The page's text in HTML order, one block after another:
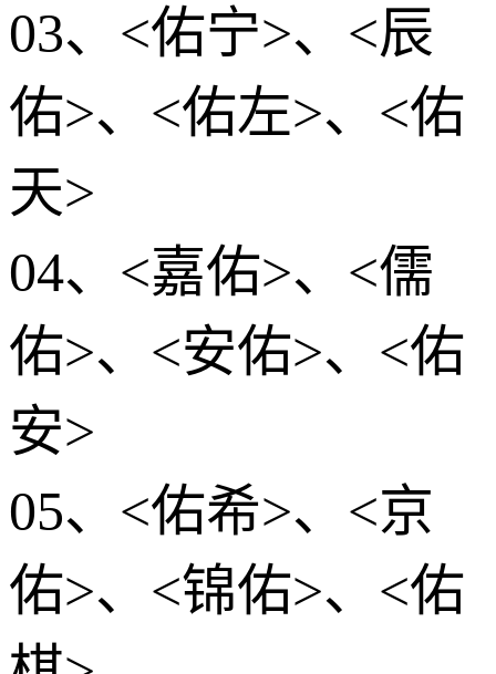
03、<佑宁>、<辰
佑>、<佑左>、<佑
天>
04、<嘉佑>、<儒
佑>、<安佑>、<佑
安>
05、<佑希>、<京
佑>、<锦佑>、<佑